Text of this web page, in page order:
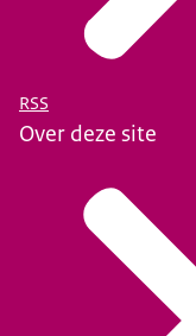
RSS
Over deze site